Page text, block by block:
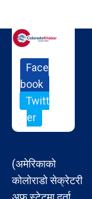
Face
book
Twitt
er
(अमेरिकाको
कोलोराडो सेक्रेटरी